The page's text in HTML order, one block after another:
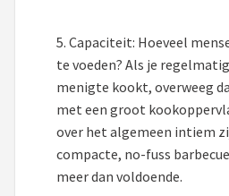
5. Capaciteit: Hoeveel
te voeden? Als je
menigte kookt, overweeg
met een groot
over het algemeen intiem
compacte, no-fuss
meer dan voldoende.